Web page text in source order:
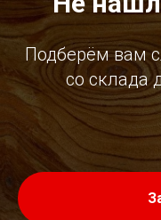
Подберём вам
со склада